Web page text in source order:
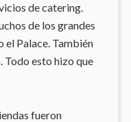
de catering.
de los grandes
el Palace. También
Todo esto hizo que
fueron